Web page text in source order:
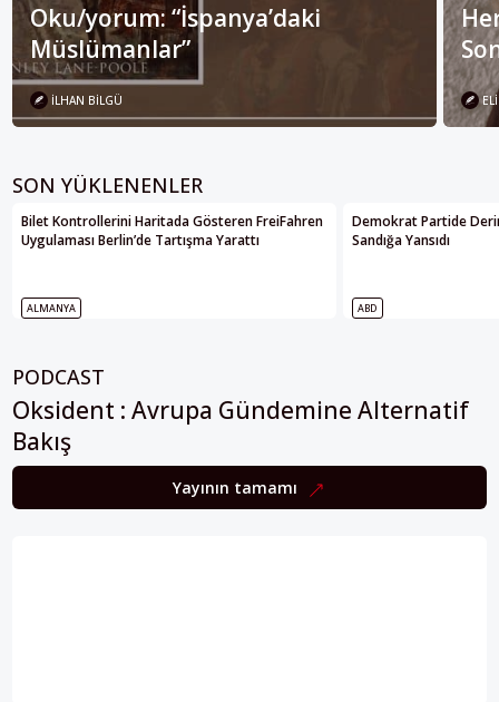
Oku/yorum: “İspanya’daki
Müslümanlar”
İLHAN BILGÜ
SON YÜKLENENLER
Bilet Kontrollerini Haritada Gösteren FreiFahren
Uygulaması Berlin’de Tartışma Yarattı
ALMANYA
Demokrat Partide
Sandığa Yansıdı
ABD
PODCAST
Oksident : Avrupa Gündemine Alternatif
Bakış
Yayının tamamı